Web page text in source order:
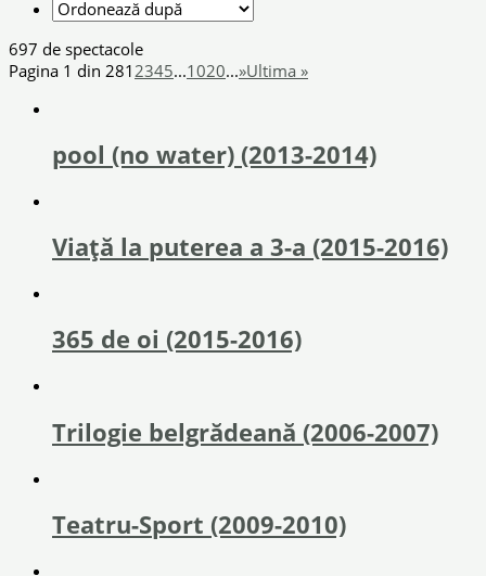
697 de spectacole
Pagina 1 din 281 2345...1020...»Ultima »
pool (no water) (2013-2014)
Viață la puterea a 3-a (2015-2016)
365 de oi (2015-2016)
Trilogie belgrădeană (2006-2007)
Teatru-Sport (2009-2010)